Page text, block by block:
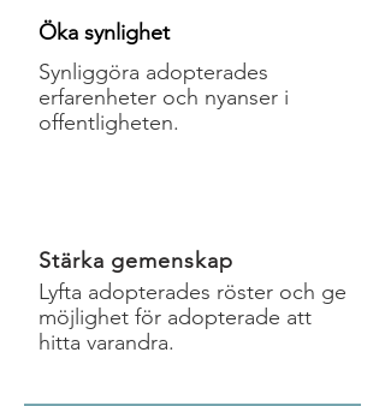
Öka synlighet
Synliggöra adopterades
erfarenheter och nyanser i
offentligheten.
Stärka gemenskap
Lyfta adopterades röster och ge
möjlighet för adopterade att
hitta varandra.